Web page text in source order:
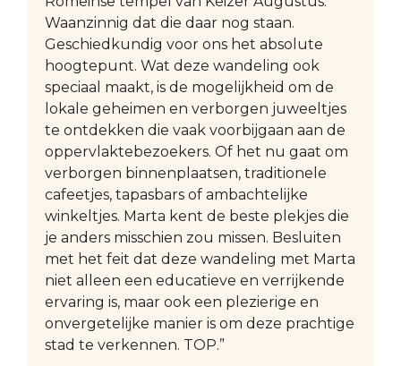
Waanzinnig dat die daar nog staan.
Geschiedkundig voor ons het absolute
hoogtepunt. Wat deze wandeling ook
speciaal maakt, is de mogelijkheid om de
lokale geheimen en verborgen juweeltjes
te ontdekken die vaak voorbijgaan aan de
oppervlaktebezoekers. Of het nu gaat om
verborgen binnenplaatsen, traditionele
cafeetjes, tapasbars of ambachtelijke
winkeltjes. Marta kent de beste plekjes die
je anders misschien zou missen. Besluiten
met het feit dat deze wandeling met Marta
niet alleen een educatieve en verrijkende
ervaring is, maar ook een plezierige en
onvergetelijke manier is om deze prachtige
stad te verkennen. TOP.”